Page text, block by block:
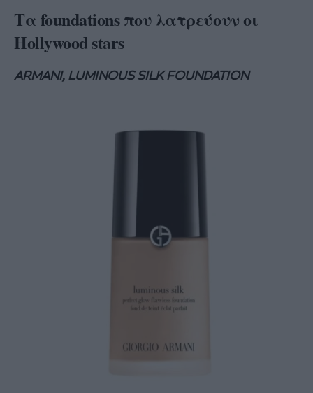
Ταfoundationsπου λατρεύουν οι
Hollywoodstars
ARMANI, LUMINOUS SILK FOUNDATION